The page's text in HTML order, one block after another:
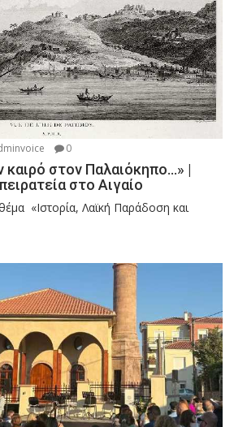
0
καιρό στον Παλαιόκηπο…» |
στο Αιγαίο
«Ιστορία, Λαϊκή Παράδοση και